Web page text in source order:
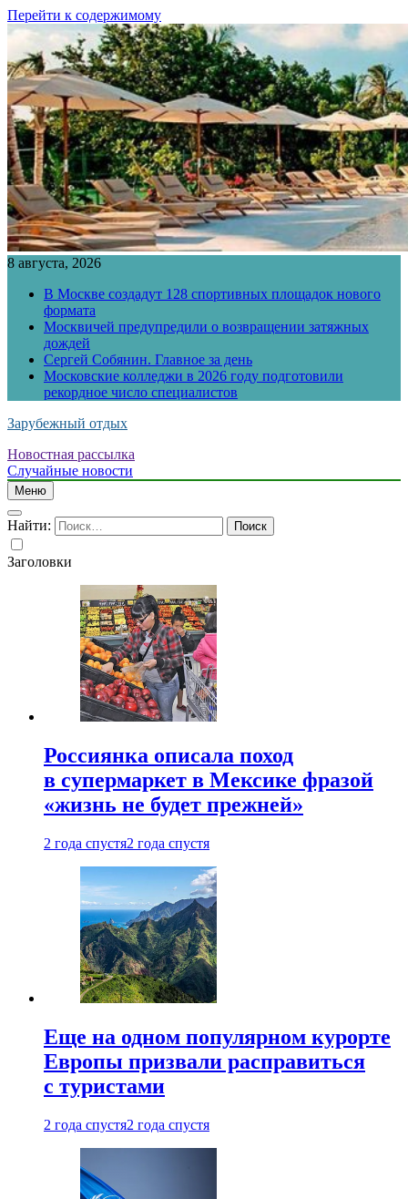
Перейти к содержимому
8 августа, 2026
В Москве создадут 128 спортивных площадок нового
формата
Москвичей предупредили о возвращении затяжных
дождей
Сергей Собянин. Главное за день
Московские колледжи в 2026 году подготовили
рекордное число специалистов
Зарубежный отдых
Новостная рассылка
Случайные новости
Меню
Найти:
Заголовки
Россиянка описала поход
в супермаркет в Мексике фразой
«жизнь не будет прежней»
2 года спустя2 года спустя
Еще на одном популярном курорте
Европы призвали расправиться
с туристами
2 года спустя2 года спустя